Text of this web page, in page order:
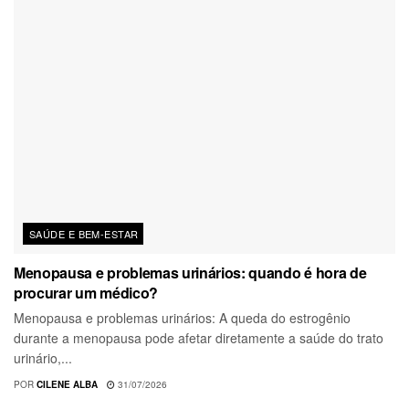
SAÚDE E BEM-ESTAR
Menopausa e problemas urinários: quando é hora de
procurar um médico?
Menopausa e problemas urinários: A queda do estrogênio
durante a menopausa pode afetar diretamente a saúde do trato
urinário,...
POR CILENE ALBA 31/07/2026